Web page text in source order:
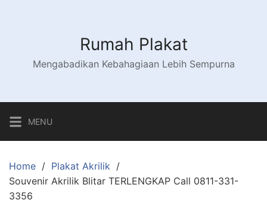
Rumah Plakat
Mengabadikan Kebahagiaan Lebih Sempurna
MENU
Home
Plakat Akrilik
Souvenir Akrilik Blitar TERLENGKAP Call 0811-331-
3356